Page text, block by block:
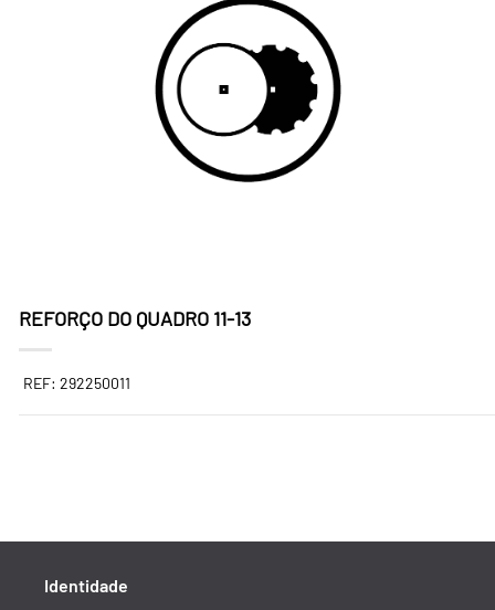
REFORÇO DO QUADRO 11-13
REF: 292250011
Identidade